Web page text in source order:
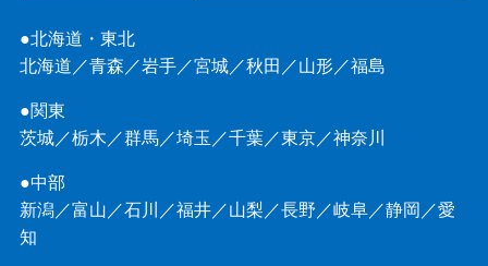
●北海道・東北
北海道 ／青森 ／岩手／宮城／秋田 ／山形／福島
●関東
茨城／栃木 ／群馬／埼玉 ／千葉／東京／神奈川
●中部
新潟／富山 ／石川 ／福井／山梨 ／長野 ／岐阜／静岡 ／愛
知